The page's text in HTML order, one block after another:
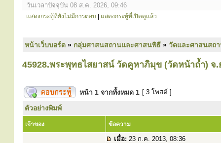
วันเวลาปัจจุบัน 08 ส.ค. 2026, 09:46
แสดงกระทู้ที่ยังไม่มีการตอบ แสดงกระทู้ที่เปิดดูแล้ว
หน้าเว็บบอร์ด » กลุ่มศาสนสถานและศาสนพิธี » วัดและศาสนสถ
45928.พระพุทธไสยาสน์ วัดคูหาภิมุข (วัดหน้าถ้ำ) จ.
หน้า 1 จากทั้งหมด 1 [ 3 โพสต์ ]
ตัวอย่างพิมพ์
เจ้าของ ข้อความ
เมื่อ: 23 ก.ค. 2013, 08:36